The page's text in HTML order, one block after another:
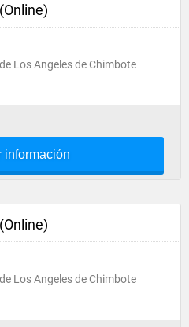
Los Angeles de Chimbote
información
Los Angeles de Chimbote